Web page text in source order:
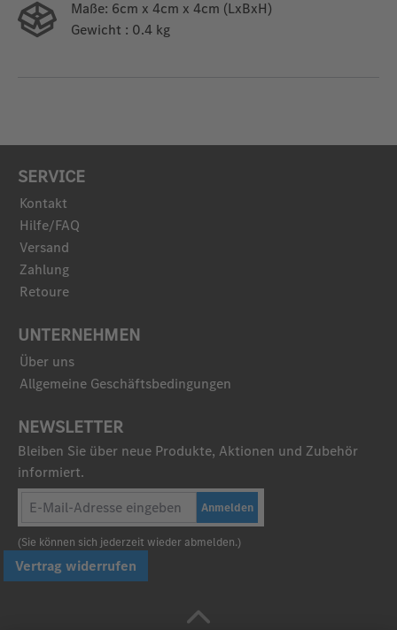
Maße: 6cm x 4cm x 4cm (LxBxH)
Gewicht : 0.4 kg
SERVICE
Kontakt
Hilfe/FAQ
Versand
Zahlung
Retoure
UNTERNEHMEN
Über uns
Allgemeine Geschäftsbedingungen
NEWSLETTER
Bleiben Sie über neue Produkte, Aktionen und Zubehör
informiert.
Anmelden
(Sie können sich jederzeit wieder abmelden.)
Vertrag widerrufen